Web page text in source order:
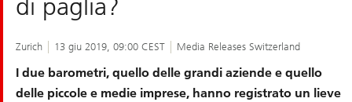
Zurich 13 giu 2019, 09:00 CEST Media Releases Switzerland
I due barometri, quello delle grandi aziende e quello
delle piccole e medie imprese, hanno registrato un lieve